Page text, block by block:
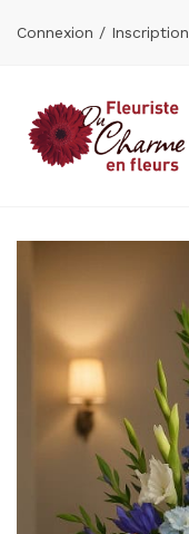
Connexion / Inscription